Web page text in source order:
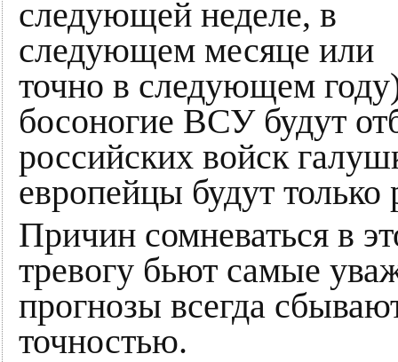
следующей неделе, в
следующем месяце или
точно в следующем
босоногие ВСУ будут
российских войск
европейцы будут только
Причин сомневаться в
тревогу бьют самые
прогнозы всегда
точностью.